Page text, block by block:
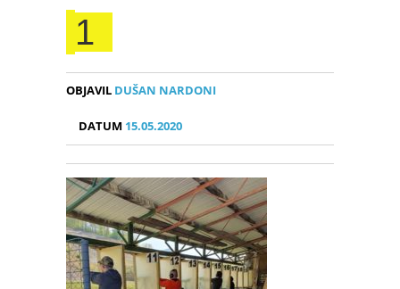
1
OBJAVIL DUŠAN NARDONI
DATUM 15.05.2020